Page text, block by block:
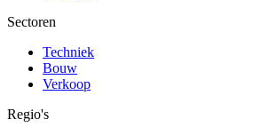
Sectoren
Techniek
Bouw
Verkoop
Regio's